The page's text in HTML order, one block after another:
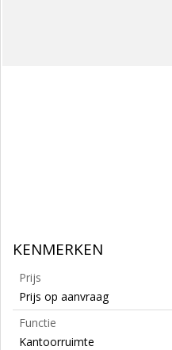
KENMERKEN
Prijs
Prijs op aanvraag
Functie
Kantoorruimte